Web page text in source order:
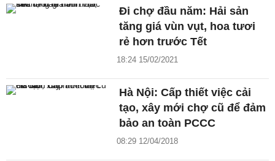
Đi chợ đầu năm: Hải sản
tăng giá vùn vụt, hoa tươi
rẻ hơn trước Tết
18:24 15/02/2021
Hà Nội: Cấp thiết việc cải
tạo, xây mới chợ cũ để đảm
bảo an toàn PCCC
08:29 12/04/2018